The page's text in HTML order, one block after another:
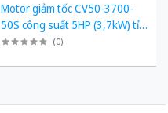
Motor giảm tốc CV50-3700-
50S công suất 5HP (3,7kW) tỉ
số truyền 1/50
(0)